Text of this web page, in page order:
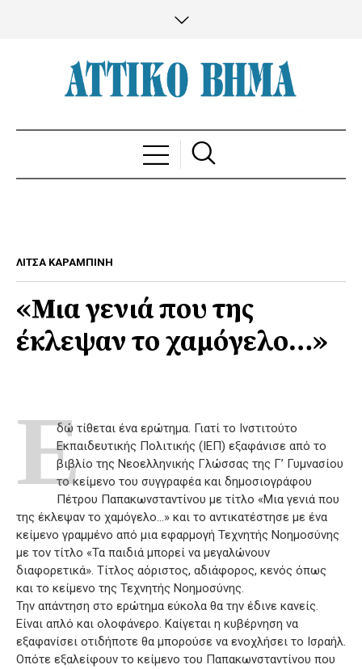
ΛΙΤΣΑ ΚΑΡΑΜΠΙΝΗ
«Μια γενιά που της
έκλεψαν το χαμόγελο…»
Εδώ τίθεται ένα ερώτημα. Γιατί το Ινστιτούτο
Εκπαιδευτικής Πολιτικής (ΙΕΠ) εξαφάνισε από το
βιβλίο της Νεοελληνικής Γλώσσας της Γ’ Γυμνασίου
το κείμενο του συγγραφέα και δημοσιογράφου
Πέτρου Παπακωνσταντίνου με τίτλο «Μια γενιά που
της έκλεψαν το χαμόγελο…» και το αντικατέστησε με ένα
κείμενο γραμμένο από μια εφαρμογή Τεχνητής Νοημοσύνης
με τον τίτλο «Τα παιδιά μπορεί να μεγαλώνουν
διαφορετικά». Τίτλος αόριστος, αδιάφορος, κενός όπως
και το κείμενο της Τεχνητής Νοημοσύνης.
Την απάντηση στο ερώτημα εύκολα θα την έδινε κανείς.
Είναι απλό και ολοφάνερο. Καίγεται η κυβέρνηση να
εξαφανίσει οτιδήποτε θα μπορούσε να ενοχλήσει το Ισραήλ.
Οπότε εξαλείφουν το κείμενο του Παπακωνσταντίνου που